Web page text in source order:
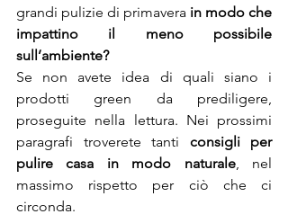
grandi pulizie di primavera in modo che
impattino il meno possibile
sull’ambiente?
Se non avete idea di quali siano i
prodotti green da prediligere,
proseguite nella lettura. Nei prossimi
paragrafi troverete tanti consigli per
pulire casa in modo naturale, nel
massimo rispetto per ciò che ci
circonda.